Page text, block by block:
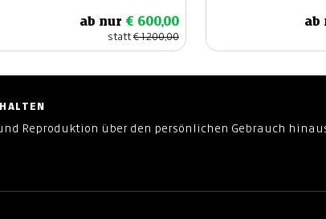
ab nur € 600,00
statt€ 1.200,00
ab
Reproduktion über den persönlichen Gebrauch